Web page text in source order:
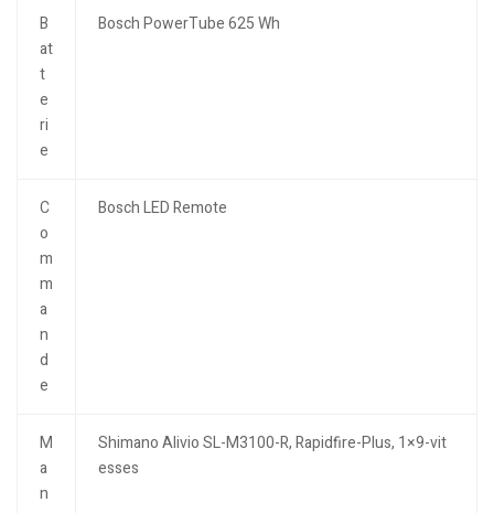
B
at
t
e
ri
e
Bosch PowerTube 625 Wh
C
o
m
m
a
n
d
e
Bosch LED Remote
M
a
n
Shimano Alivio SL-M3100-R, Rapidfire-Plus, 1×9-vit
esses